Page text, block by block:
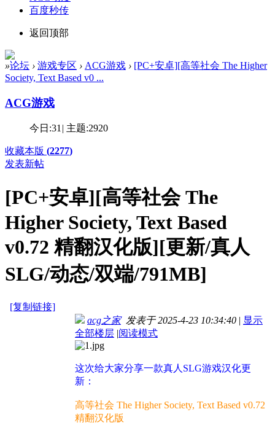
百度秒传
返回顶部
»论坛 › 游戏专区 › ACG游戏 › [PC+安卓][高等社会 The Higher
Society, Text Based v0 ...
ACG游戏
今日:31 | 主题:2920
收藏本版 (2277)
发表新帖
[PC+安卓][高等社会 The
Higher Society, Text Based
v0.72 精翻汉化版][更新/真人
SLG/动态/双端/791MB]
[复制链接]
acg之家发表于 2025-4-23 10:34:40 | 显示
全部楼层 |阅读模式
这次给大家分享一款真人SLG游戏汉化更
新：
高等社会 The Higher Society, Text Based v0.72
精翻汉化版